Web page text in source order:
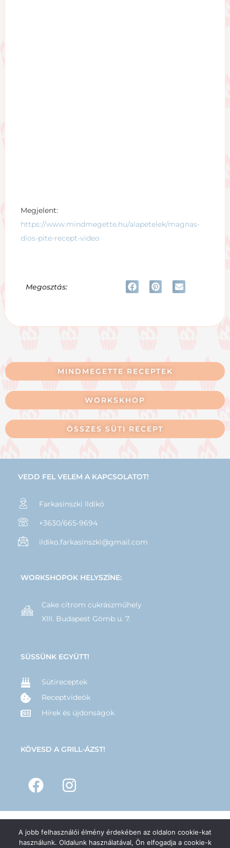
Megjelent:
https://www.mindmegette.hu/alapetelek/magnas-
dios-pite-recept-video
Megosztás:
MINDMEGETTE RECEPTEK
WORKSKHOP
ÖSSZES SÜTI RECEPT
VEDD FEL VELEM A KAPCSOLATOT!
Farkasinszki Ildikó
+3630/665-9694
ildiko.farkasinszki@gmail.com
WORKSHOPOK HELYSZÍNE:
Cake citrom cukrászműhely
XIII. Budapest Gömb u. 7.
SÜSSÜNK EGYÜTT!
Sütireceptek
Receptvideók
Hírek és újdonságok
KÖVESD A GRILL-ÁZST!
© 2025 – GRILL-ÁZS– Minden jog fenntartva | Készítette:Hernyák
A jobb felhasználói élmény érdekében az oldalon cookie-kat
használunk. Oldalunk használatával, Ön elfogadja a cookie-k